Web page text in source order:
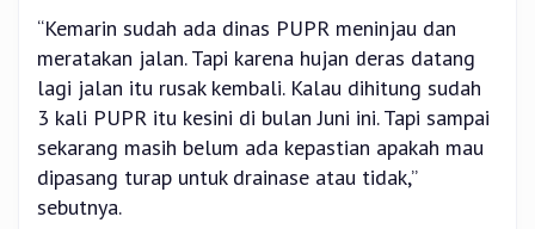
“Kemarin sudah ada dinas PUPR meninjau dan
meratakan jalan. Tapi karena hujan deras datang
lagi jalan itu rusak kembali. Kalau dihitung sudah
3 kali PUPR itu kesini di bulan Juni ini. Tapi sampai
sekarang masih belum ada kepastian apakah mau
dipasang turap untuk drainase atau tidak,”
sebutnya.